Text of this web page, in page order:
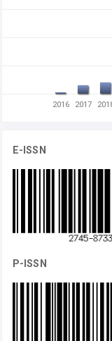
2016 2017
E-ISSN
P-ISSN